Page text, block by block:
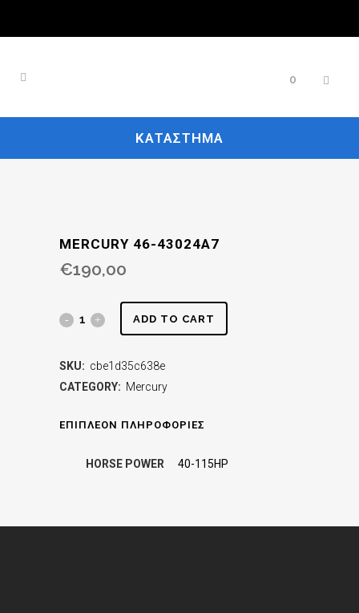
0
ΚΑΤΆΣΤΗΜΑ
MERCURY 46-43024A7
€190,00
ADD TO CART
SKU: cbe1d35c638e
CATEGORY: Mercury
ΕΠΙΠΛΈΟΝ ΠΛΗΡΟΦΟΡΊΕΣ
HORSE POWER 40-115HP